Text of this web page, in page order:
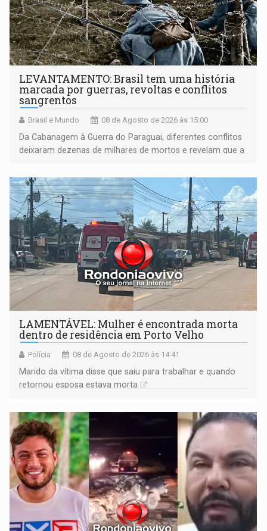
LEVANTAMENTO: Brasil tem uma história
marcada por guerras, revoltas e conflitos
sangrentos
Brasil e Mundo 08 de Agosto de 2026 às 15:00
Da Cabanagem à Guerra do Paraguai, diferentes conflitos
deixaram dezenas de milhares de mortos e revelam que a
territoriais e sociais
LAMENTÁVEL: Mulher é encontrada morta
dentro de residência em Porto Velho
Polícia 08 de Agosto de 2026 às 14:41
Marido da vítima disse que saiu para trabalhar e quando
retornou esposa estava morta